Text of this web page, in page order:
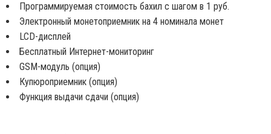
Программируемая стоимость бахил с шагом в 1 руб.
Электронный монетоприемник на 4 номинала монет
LCD-дисплей
Бесплатный Интернет-мониторинг
GSM-модуль (опция)
Купюроприемник (опция)
Функция выдачи сдачи (опция)